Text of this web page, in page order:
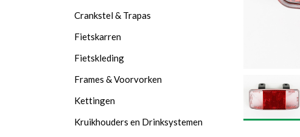
Crankstel & Trapas
Fietskarren
Fietskleding
Frames & Voorvorken
Kettingen
Kruikhouders en Drinksystemen